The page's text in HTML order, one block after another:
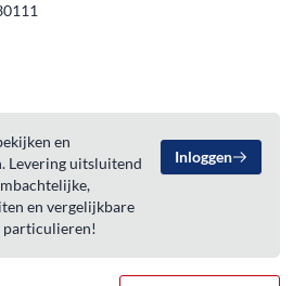
en
Levering uitsluitend
en vergelijkbare
particulieren!
Inloggen